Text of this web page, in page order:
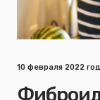
10 февраля 2022